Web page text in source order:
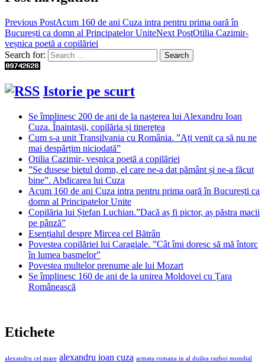
Previous PostAcum 160 de ani Cuza intra pentru prima oară în
București ca domn al Principatelor UniteNext PostOtilia Cazimir-
veșnica poetă a copilăriei
Search for:
Istorie pe scurt
Se împlinesc 200 de ani de la nașterea lui Alexandru Ioan
Cuza. Înaintașii, copilăria și tinerețea
Cum s-a unit Transilvania cu România. ”Ați venit ca să nu ne
mai despărțim niciodată”
Otilia Cazimir- veșnica poetă a copilăriei
”Se dusese bietul domn, el care ne-a dat pământ și ne-a făcut
bine”. Abdicarea lui Cuza
Acum 160 de ani Cuza intra pentru prima oară în București ca
domn al Principatelor Unite
Copilăria lui Ștefan Luchian.”Dacă aș fi pictor, aș păstra macii
pe pânză”
Esențialul despre Mircea cel Bătrân
Povestea copilăriei lui Caragiale. ”Cât îmi doresc să mă întorc
în lumea basmelor”
Povestea multelor prenume ale lui Mozart
Se împlinesc 160 de ani de la unirea Moldovei cu Țara
Românească
Etichete
alexandru cel mare alexandru ioan cuza armata romana in al doilea razboi mondial